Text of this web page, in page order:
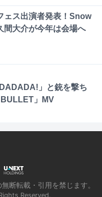
ェス出演者発表！Snow
間大介が今年は会場へ
」と銃を撃ち
」MV
断転載・引用を禁じます。
Reserved.